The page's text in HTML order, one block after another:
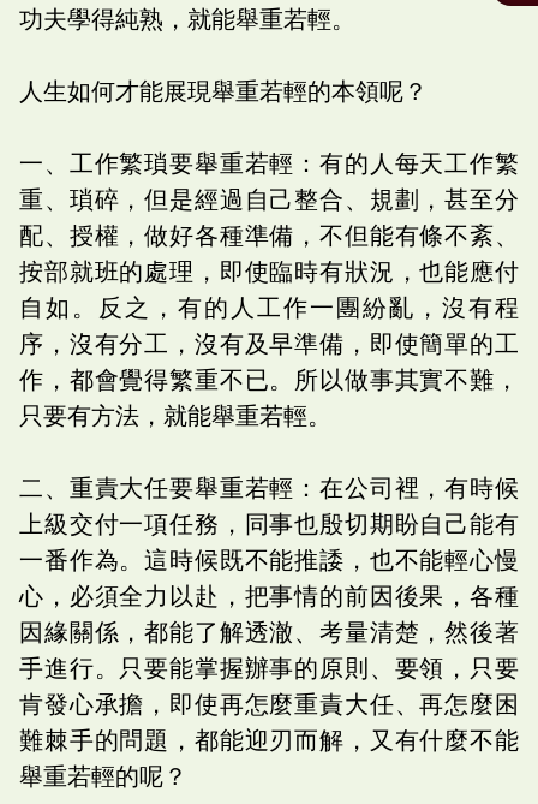
功夫學得純熟，就能舉重若輕。
人生如何才能展現舉重若輕的本領呢？
一、工作繁瑣要舉重若輕：有的人每天工作繁
重、瑣碎，但是經過自己整合、規劃，甚至分
配、授權，做好各種準備，不但能有條不紊、
按部就班的處理，即使臨時有狀況，也能應付
自如。反之，有的人工作一團紛亂，沒有程
序，沒有分工，沒有及早準備，即使簡單的工
作，都會覺得繁重不已。所以做事其實不難，
只要有方法，就能舉重若輕。
二、重責大任要舉重若輕：在公司裡，有時候
上級交付一項任務，同事也殷切期盼自己能有
一番作為。這時候既不能推諉，也不能輕心慢
心，必須全力以赴，把事情的前因後果，各種
因緣關係，都能了解透澈、考量清楚，然後著
手進行。只要能掌握辦事的原則、要領，只要
肯發心承擔，即使再怎麼重責大任、再怎麼困
難棘手的問題，都能迎刃而解，又有什麼不能
舉重若輕的呢？